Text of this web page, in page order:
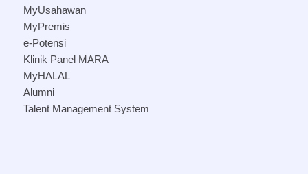
MyUsahawan
MyPremis
e-Potensi
Klinik Panel MARA
MyHALAL
Alumni
Talent Management System